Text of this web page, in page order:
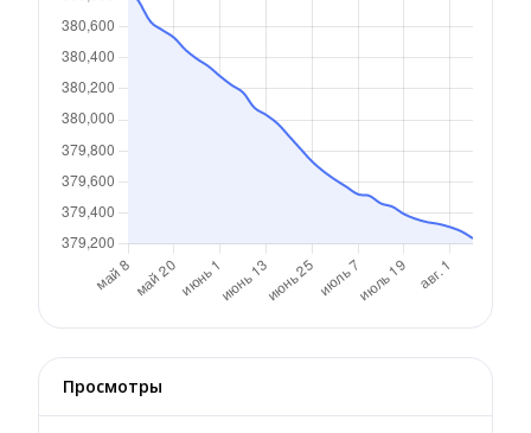
Просмотры